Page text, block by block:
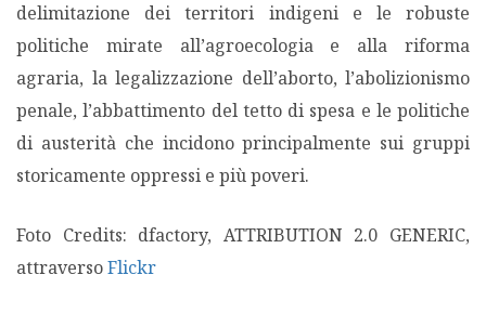
delimitazione dei territori indigeni e le robuste
politiche mirate all’agroecologia e alla riforma
agraria, la legalizzazione dell’aborto, l’abolizionismo
penale, l’abbattimento del tetto di spesa e le politiche
di austerità che incidono principalmente sui gruppi
storicamente oppressi e più poveri.
Foto Credits: dfactory, ATTRIBUTION 2.0 GENERIC,
attraversoFlickr